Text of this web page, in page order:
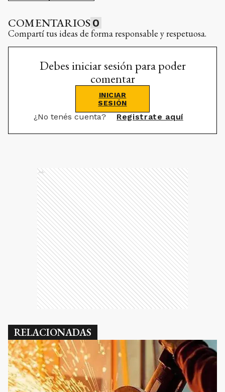
COMENTARIOS 0
Compartí tus ideas de forma responsable y respetuosa.
Debes iniciar sesión para poder
comentar
INICIAR
SESIÓN
¿No tenés cuenta? Registrate aquí
Ads
RELACIONADAS